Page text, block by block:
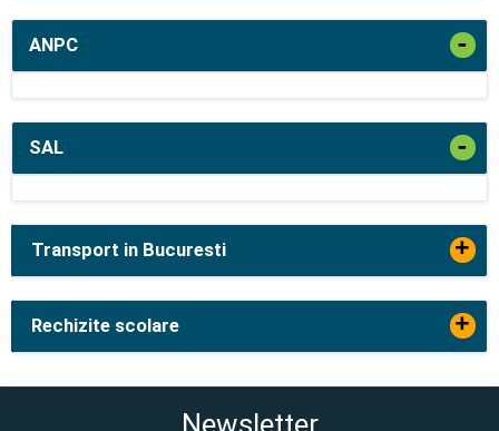
ANPC -
SAL -
Transport in Bucuresti +
Rechizite scolare +
Newsletter